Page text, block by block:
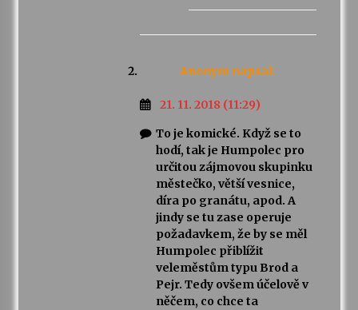
Anonym napsal:
21. 11. 2018 (11:29)
To je komické. Když se to
hodí, tak je Humpolec pro
určitou zájmovou skupinku
městečko, větší vesnice,
díra po granátu, apod. A
jindy se tu zase operuje
požadavkem, že by se měl
Humpolec přiblížit
veleměstům typu Brod a
Pejr. Tedy ovšem účelově v
něčem, co chce ta